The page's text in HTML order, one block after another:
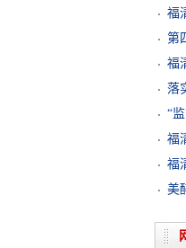
福
第
福
落
“
福
福
美